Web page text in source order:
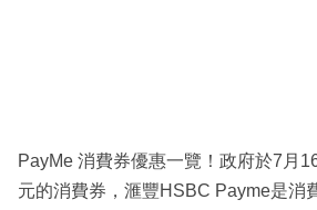
PayMe 消費券優惠一覽！政府於7月
元的消費券，滙豐HSBC Payme是消